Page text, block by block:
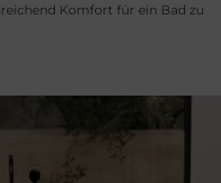
Komfort für ein Bad zu